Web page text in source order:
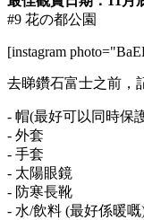
#9 花の都公園
[instagram
去睇鑽石富士之前，
- 帽(最好可以同時保
- 外套
- 手套
- 太陽眼鏡
- 防寒長靴
- 水/飲料 (最好係暖嘅